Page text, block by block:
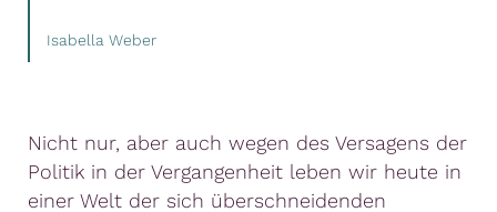
Isabella Weber
Nicht nur, aber auch wegen des Versagens der
Politik in der Vergangenheit leben wir heute in
einer Welt der sich überschneidenden